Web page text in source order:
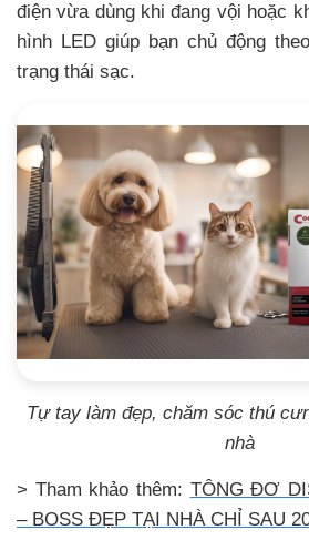
điện vừa dùng khi đang vội hoặc
hình LED giúp bạn chủ động
trạng thái sạc.
Tự tay làm đẹp, chăm sóc thú
nhà
> Tham khảo thêm: TÔNG ĐƠ
– BOSS ĐẸP TẠI NHÀ CHỈ SAU